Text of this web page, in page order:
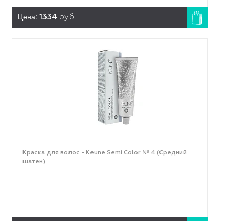
Цена: 1334 руб.
Краска для волос - Keune Semi Color № 4 (Средний
шатен)